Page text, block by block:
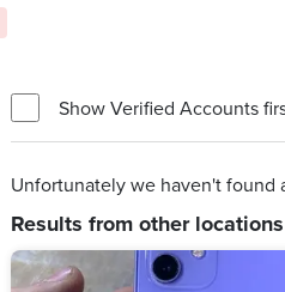
Show Verified Accounts
Unfortunately we haven't found
Results from other locations